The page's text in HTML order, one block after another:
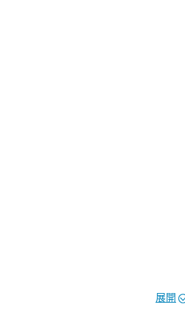
級偏見，也——至關重要地——提供了終
研究著作。弗里曼與勞瑞森運用精彩的
所產生的深遠影響，而這樣的影響，在
。每一個認為英國是個唯才是用社會的
也涉入了範圍更廣的政治辯論。」
展開